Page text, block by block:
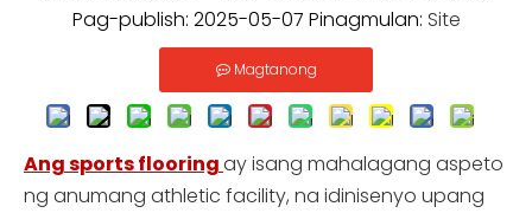
Pag-publish: 2025-05-07 Pinagmulan: Site
Magtanong
Ang sports flooringay isang mahalagang aspeto
ng anumang athletic facility, na idinisenyo upang